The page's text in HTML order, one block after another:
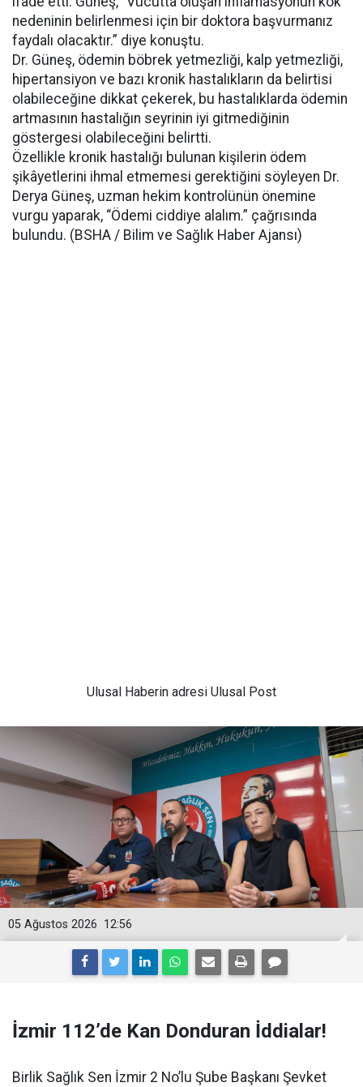
nedeninin belirlenmesi için bir doktora başvurmanız
faydalı olacaktır.” diye konuştu.
Dr. Güneş, ödemin böbrek yetmezliği, kalp yetmezliği,
hipertansiyon ve bazı kronik hastalıkların da belirtisi
olabileceğine dikkat çekerek, bu hastalıklarda ödemin
artmasının hastalığın seyrinin iyi gitmediğinin
göstergesi olabileceğini belirtti.
Özellikle kronik hastalığı bulunan kişilerin ödem
şikâyetlerini ihmal etmemesi gerektiğini söyleyen Dr.
Derya Güneş, uzman hekim kontrolünün önemine
vurgu yaparak, “Ödemi ciddiye alalım.” çağrısında
bulundu. (BSHA / Bilim ve Sağlık Haber Ajansı)
Ulusal Haberin adresi Ulusal Post
12:56
05 Ağustos 2026
İzmir 112’de Kan Donduran İddialar!
Birlik Sağlık Sen İzmir 2 No’lu Şube Başkanı Şevket